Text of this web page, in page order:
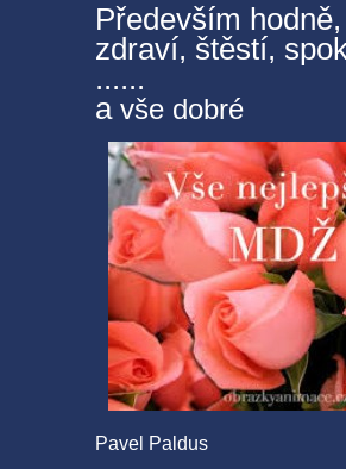
Především
zdraví, štěstí,
......
a vše dobré
Pavel Paldus